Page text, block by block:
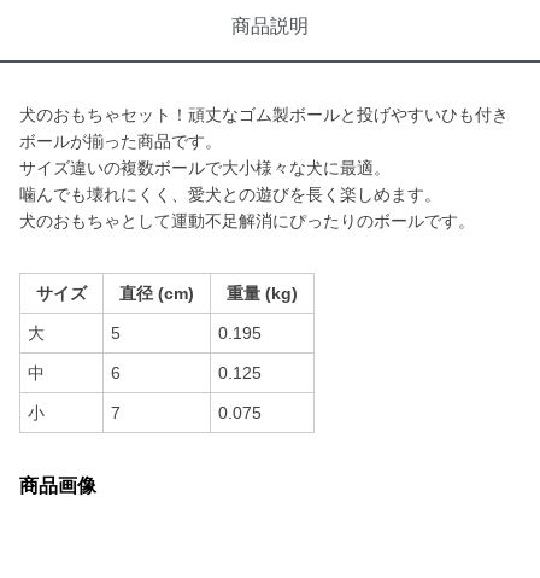
商品説明
犬のおもちゃセット！頑丈なゴム製ボールと投げやすいひも付き
ボールが揃った商品です。
サイズ違いの複数ボールで大小様々な犬に最適。
噛んでも壊れにくく、愛犬との遊びを長く楽しめます。
犬のおもちゃとして運動不足解消にぴったりのボールです。
サイズ 直径 (cm) 重量 (kg)
大 5 0.195
中 6 0.125
小 7 0.075
商品画像